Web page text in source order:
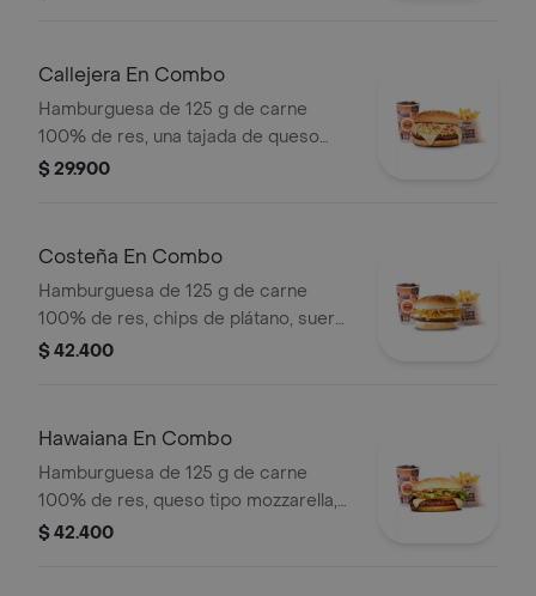
cascos) + bebida PET
Callejera En Combo
Hamburguesa de 125 g de carne
100% de res, una tajada de queso
tipo mozzarella, papas callejera, salsa
+ bebida PET
$ 29.900
Costeña En Combo
Hamburguesa de 125 g de carne
100% de res, chips de plátano, suero,
queso costeño rallado y salsa blanca
$ 42.400
Hawaiana En Combo
Hamburguesa de 125 g de carne
100% de res, queso tipo mozzarella,
piña, lechuga, salsa blanca y salsa de
$ 42.400